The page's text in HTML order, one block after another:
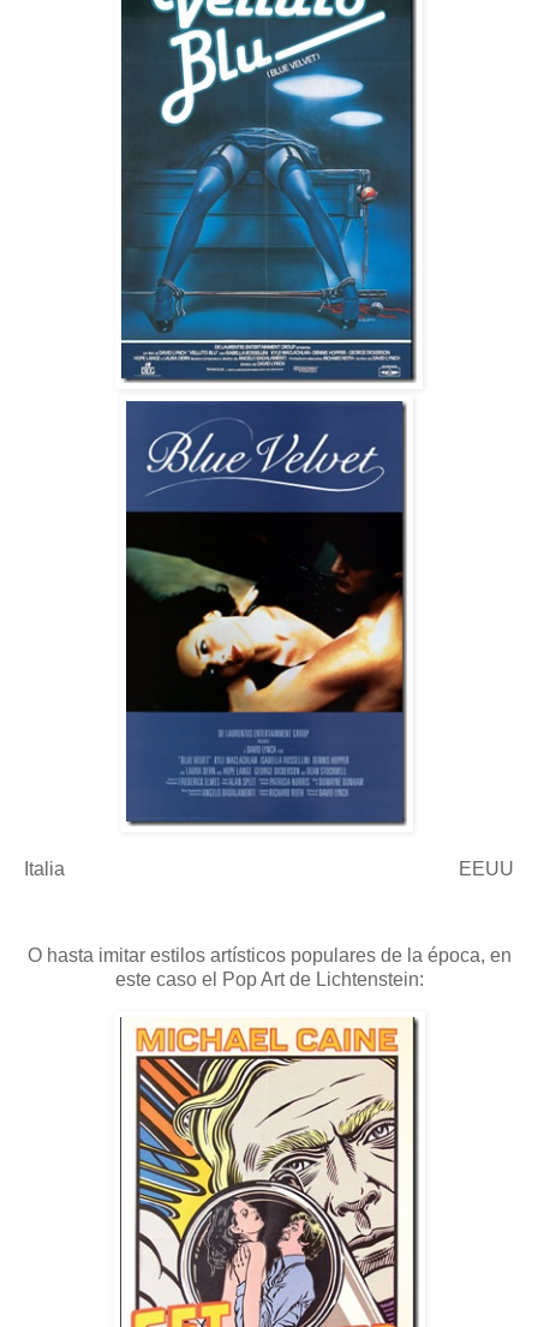
Italia EEUU
O hasta imitar estilos artísticos populares de la época, en
este caso el Pop Art de Lichtenstein: